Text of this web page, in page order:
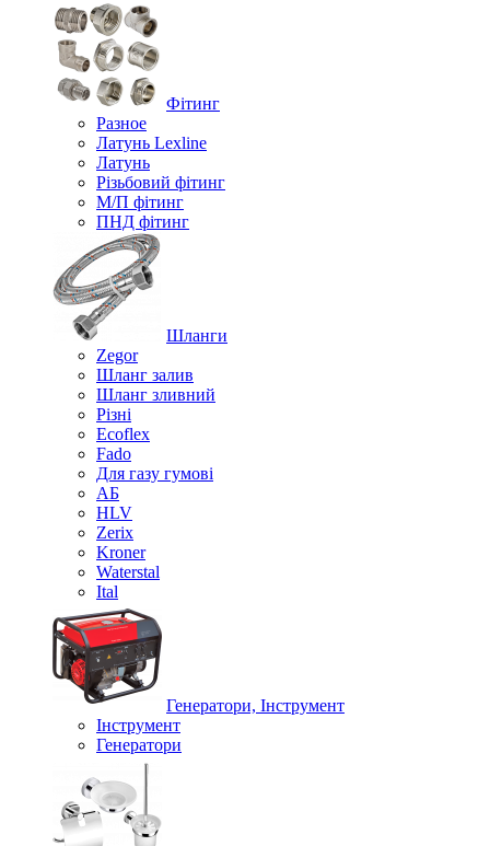
Фітинг
Разное
Латунь Lexline
Латунь
Різьбовий фітинг
М/П фітинг
ПНД фітинг
Шланги
Zegor
Шланг залив
Шланг зливний
Різні
Ecoflex
Fado
Для газу гумові
АБ
HLV
Zerix
Kroner
Waterstal
Ital
Генератори, Інструмент
Інструмент
Генератори